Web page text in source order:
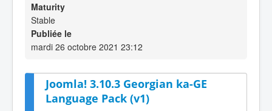
Maturity
Stable
Publiée le
mardi 26 octobre 2021 23:12
Joomla! 3.10.3 Georgian ka-GE
Language Pack (v1)